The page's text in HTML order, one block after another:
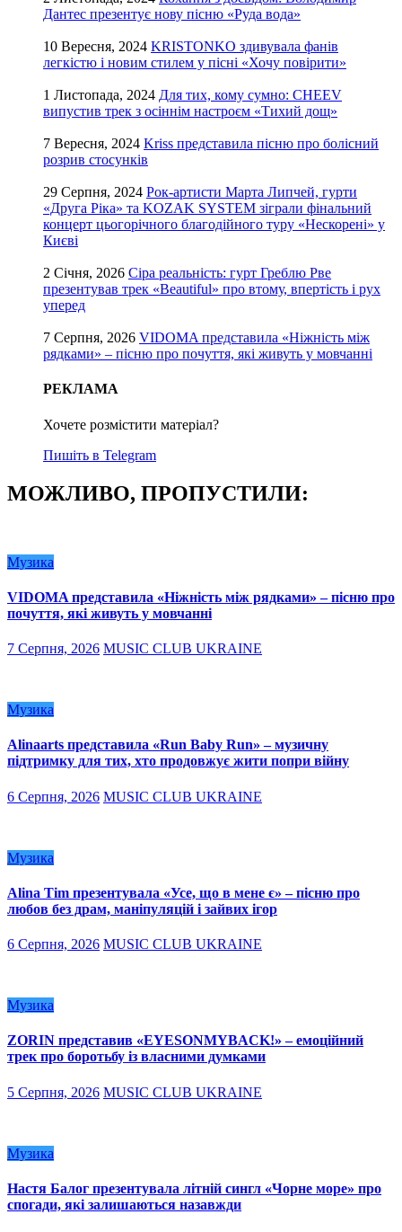
Дантес презентує нову пісню «Руда вода»
10 Вересня, 2024 KRISTONKO здивувала фанів
легкістю і новим стилем у пісні «Хочу повірити»
1 Листопада, 2024 Для тих, кому сумно: CHEEV
випустив трек з осіннім настроєм «Тихий дощ»
7 Вересня, 2024 Kriss представила пісню про болісний
розрив стосунків
29 Серпня, 2024 Рок-артисти Марта Липчей, гурти
«Друга Ріка» та KOZAK SYSTEM зіграли фінальний
концерт цьогорічного благодійного туру «Нескорені» у
Києві
2 Січня, 2026 Сіра реальність: гурт Греблю Рве
презентував трек «Beautiful» про втому, впертість і рух
уперед
7 Серпня, 2026 VIDOMA представила «Ніжність між
рядками» – пісню про почуття, які живуть у мовчанні
РЕКЛАМА
Хочете розмістити матеріал?
Пишіть в Telegram
МОЖЛИВО, ПРОПУСТИЛИ:
Музика
VIDOMA представила «Ніжність між рядками» – пісню про
почуття, які живуть у мовчанні
7 Серпня, 2026 MUSIC CLUB UKRAINE
Музика
Alinaarts представила «Run Baby Run» – музичну
підтримку для тих, хто продовжує жити попри війну
6 Серпня, 2026 MUSIC CLUB UKRAINE
Музика
Alina Tim презентувала «Усе, що в мене є» – пісню про
любов без драм, маніпуляцій і зайвих ігор
6 Серпня, 2026 MUSIC CLUB UKRAINE
Музика
ZORIN представив «EYESONMYBACK!» – емоційний
трек про боротьбу із власними думками
5 Серпня, 2026 MUSIC CLUB UKRAINE
Музика
Настя Балог презентувала літній сингл «Чорне море» про
спогади, які залишаються назавжди